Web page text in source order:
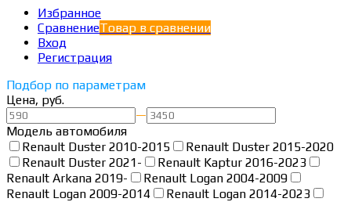
Избранное
СравнениеТовар в сравнении
Вход
Регистрация
Подбор по параметрам
Цена, руб.
—
Модель автомобиля
Renault Duster 2010-2015
Renault Duster 2015-2020
Renault Duster 2021-
Renault Kaptur 2016-2023
Renault Arkana 2019-
Renault Logan 2004-2009
Renault Logan 2009-2014
Renault Logan 2014-2023